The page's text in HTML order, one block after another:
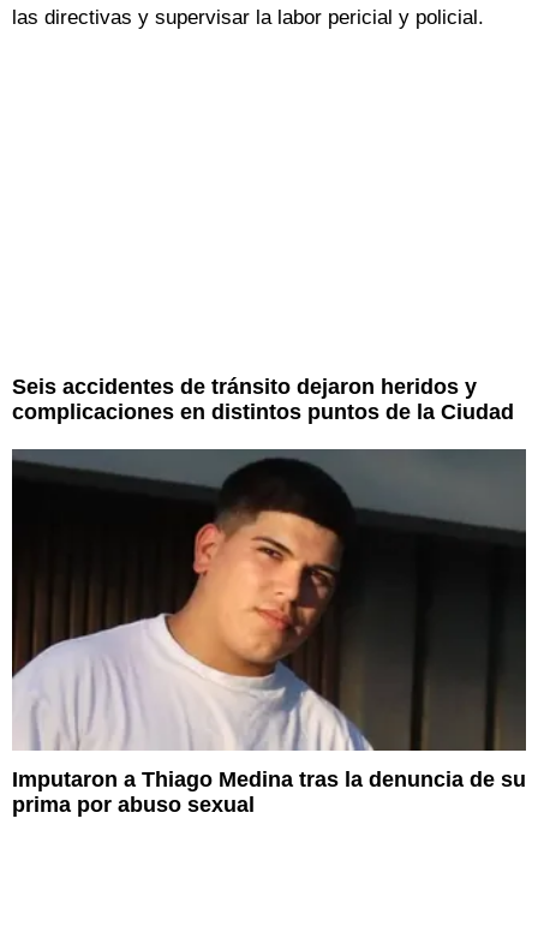
las directivas y supervisar la labor pericial y policial.
Seis accidentes de tránsito dejaron heridos y
complicaciones en distintos puntos de la Ciudad
Imputaron a Thiago Medina tras la denuncia de su
prima por abuso sexual